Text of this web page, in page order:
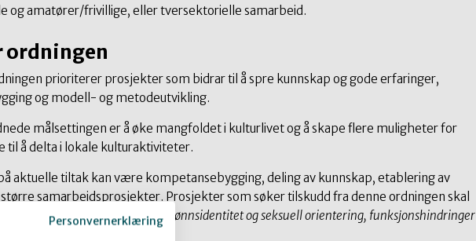
og amatører/frivillige, eller tversektorielle samarbeid.
ordningen
prioriterer prosjekter som bidrar til å spre kunnskap og gode erfaringer,
og modell- og metodeutvikling.
målsettingen er å øke mangfoldet i kulturlivet og å skape flere muligheter for
til å delta i lokale kulturaktiviteter.
aktuelle tiltak kan være kompetansebygging, deling av kunnskap, etablering av
samarbeidsprosjekter. Prosjekter som søker tilskudd fra denne ordningen skal
sosioøkonomiske ulikheter, kjønnsidentitet og seksuell orientering, funksjonshindringer
Personvernerklæring